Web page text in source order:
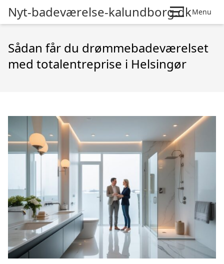
Nyt-badeværelse-kalundborg.dkMenu
Sådan får du drømmebadeværelset
med totalentreprise i Helsingør